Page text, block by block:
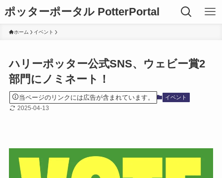
ポッターポータル PotterPortal
ホーム イベント
ハリーポッター公式SNS、ウェビー賞2
部門にノミネート！
当ページのリンクには広告が含まれています。 イベント
2025-04-13